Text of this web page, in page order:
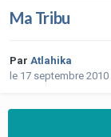
Ma Tribu
Par Atlahika
le 17 septembre 2010